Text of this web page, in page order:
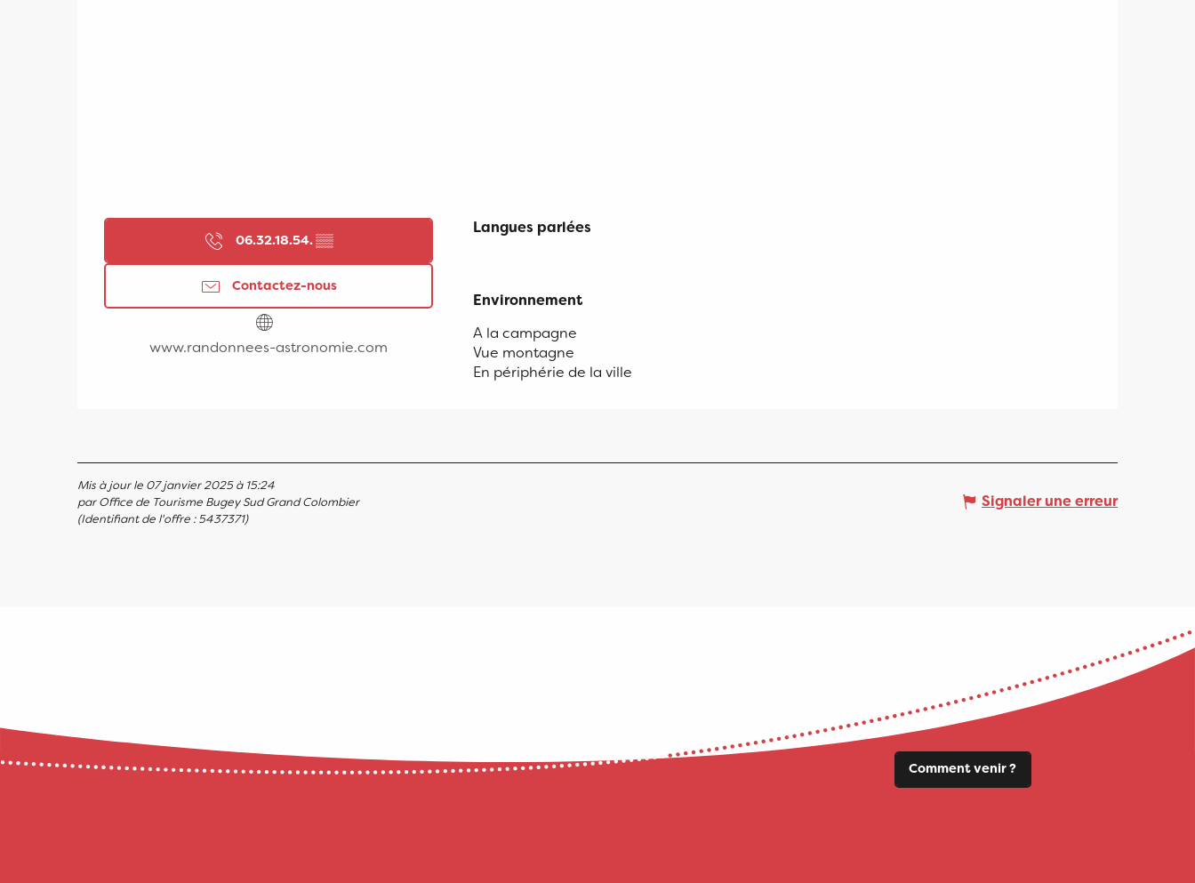
06.32.18.54.▒▒
Contactez-nous
www.randonnees-astronomie.com
Langues parlées
Langues parlées
Environnement
Environnement
A la campagne
Vue montagne
En périphérie de la ville
Mis à jour le 07 janvier 2025 à 15:24
par Office de Tourisme Bugey Sud Grand Colombier
(Identifiant de l'offre :5437371)
Signaler une erreur
Comment venir ?